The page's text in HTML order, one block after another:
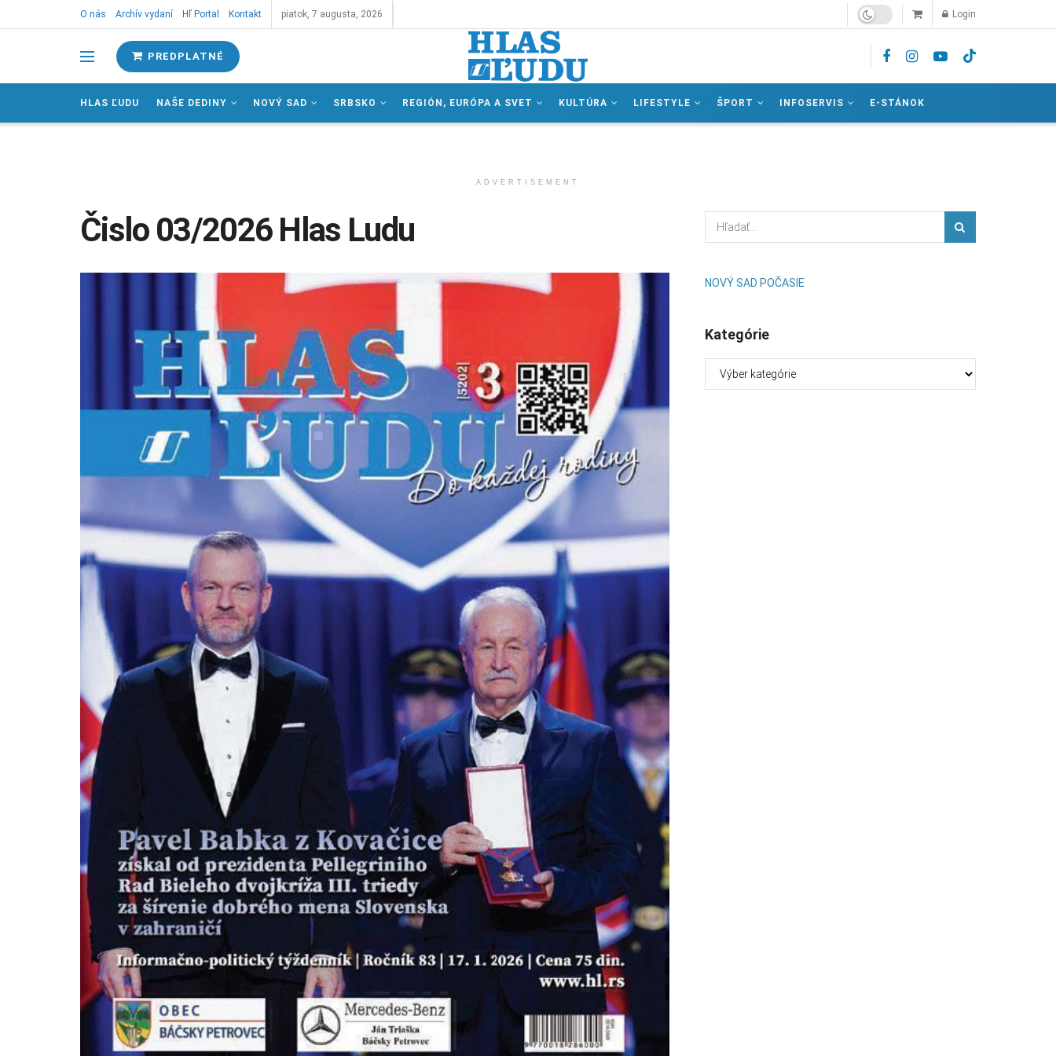
O nás Archív vydaní Hľ Portal Kontakt piatok, 7 augusta, 2026 Login
PREDPLATNÉ
HLAS ĽUDU NAŠE DEDINY NOVÝ SAD SRBSKO REGIÓN, EURÓPA A SVET KULTÚRA LIFESTYLE ŠPORT INFOSERVIS E-STÁNOK
ADVERTISEMENT
Čislo 03/2026 Hlas Ludu
NOVÝ SAD POČASIE
Kategórie